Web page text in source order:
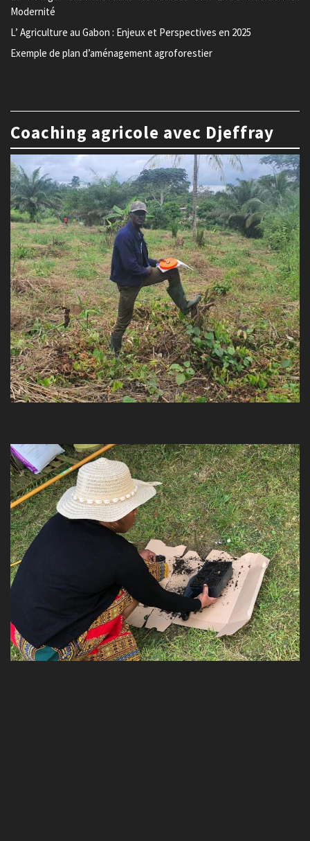
Modernité
L’ Agriculture au Gabon : Enjeux et Perspectives en 2025
Exemple de plan d’aménagement agroforestier
Coaching agricole avec Djeffray